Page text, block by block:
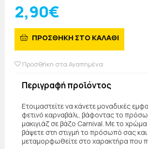
2,90€
ΠΡΟΣΘΗΚΗ ΣΤΟ ΚΑΛΑΘΙ
Προσθήκη στα Αγαπημένα
Περιγραφή προϊόντος
Ετοιμαστείτε να κάνετε μοναδικές
φετινό καρναβάλι, βάφοντας το
μακιγιάζ σε βάζο Carnival. Με το
βάψετε στη στιγμή το πρόσωπό σας
μεταμορφωθείτε στο χαρακτήρα που